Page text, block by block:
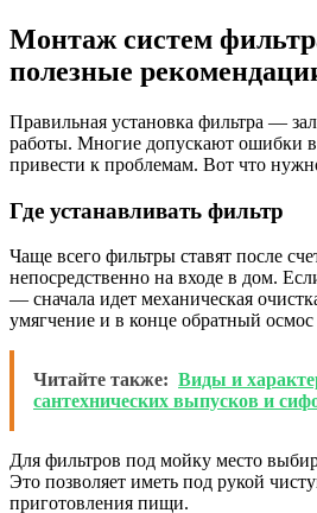
Монтаж систем
полезные
Правильная установка фильтра —
работы. Многие допускают ошибки
привести к проблемам. Вот что
Где устанавливать фильтр
Чаще всего фильтры ставят после
непосредственно на входе в дом.
— сначала идет механическая
умягчение и в конце обратный
Читайте также: Виды и
сантехнических выпусков и
Для фильтров под мойку место
Это позволяет иметь под рукой
приготовления пищи.